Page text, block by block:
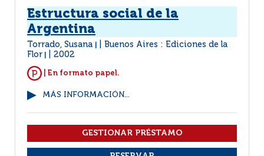
Estructura social de la
Argentina
Torrado, Susana
Buenos Aires : Ediciones de la
Flor
2002
| En formato papel.
MÁS INFORMACIÓN...